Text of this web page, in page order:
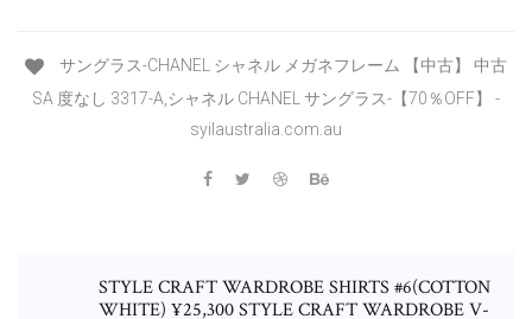
サングラス-CHANEL シャネル メガネフレーム 【中古】 中古
SA 度なし 3317-A,シャネル CHANEL サングラス-【70％OFF】 -
syilaustralia.com.au
STYLE CRAFT WARDROBE SHIRTS #6(COTTON
WHITE) ¥25,300 STYLE CRAFT WARDROBE V-